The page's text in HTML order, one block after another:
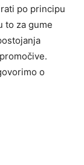
po principu
to za gume
o